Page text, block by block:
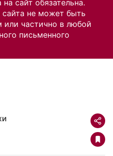
сайт обязательна.
не может быть
или частично в любой
письменного